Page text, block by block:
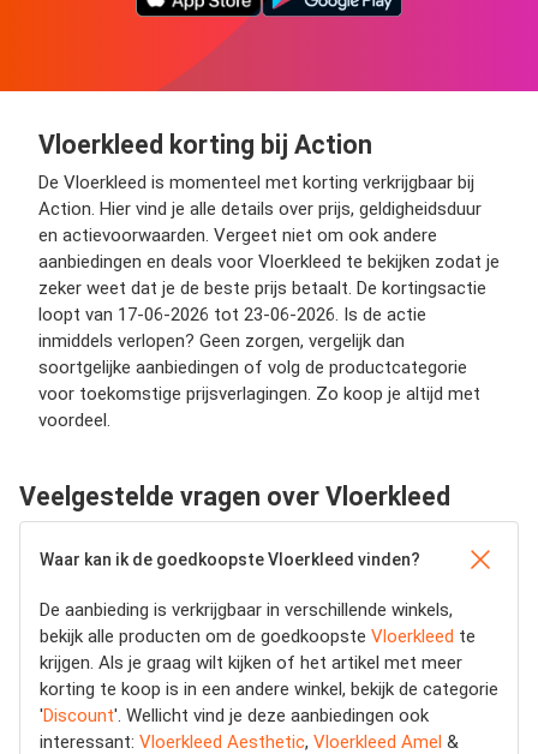
Vloerkleed korting bij Action
De Vloerkleed is momenteel met korting verkrijgbaar bij
Action. Hier vind je alle details over prijs, geldigheidsduur
en actievoorwaarden. Vergeet niet om ook andere
aanbiedingen en deals voor Vloerkleed te bekijken zodat je
zeker weet dat je de beste prijs betaalt. De kortingsactie
loopt van 17-06-2026 tot 23-06-2026. Is de actie
inmiddels verlopen? Geen zorgen, vergelijk dan
soortgelijke aanbiedingen of volg de productcategorie
voor toekomstige prijsverlagingen. Zo koop je altijd met
voordeel.
Veelgestelde vragen over Vloerkleed
Waar kan ik de goedkoopste Vloerkleed vinden?
De aanbieding is verkrijgbaar in verschillende winkels,
bekijk alle producten om de goedkoopste Vloerkleed te
krijgen. Als je graag wilt kijken of het artikel met meer
korting te koop is in een andere winkel, bekijk de categorie
'Discount'. Wellicht vind je deze aanbiedingen ook
interessant: Vloerkleed Aesthetic, Vloerkleed Amel &